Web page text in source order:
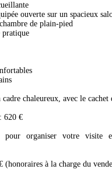
ouverte sur un spacieux
de plain-pied
pratique
chaleureux, avec le cachet
620 €
pour organiser votre
(honoraires à la charge du